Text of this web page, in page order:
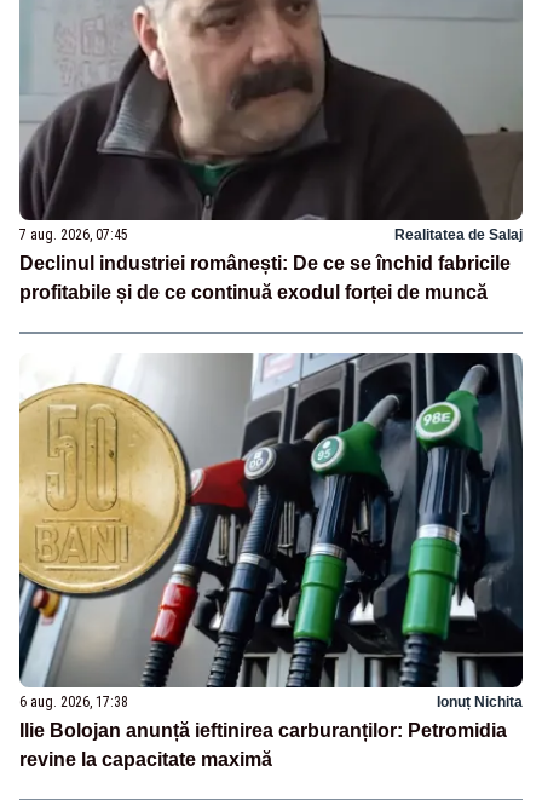
7 aug. 2026, 07:45 Realitatea de Salaj
Declinul industriei românești: De ce se închid fabricile
profitabile și de ce continuă exodul forței de muncă
6 aug. 2026, 17:38 Ionuț Nichita
Ilie Bolojan anunță ieftinirea carburanților: Petromidia
revine la capacitate maximă